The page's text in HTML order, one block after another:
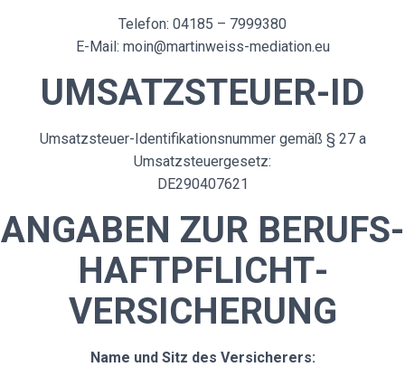
Telefon: 04185 – 7999380
E-Mail: moin@martinweiss-mediation.eu
UMSATZSTEUER-ID
Umsatzsteuer-Identifikationsnummer gemäß § 27 a
Umsatzsteuergesetz:
DE290407621
ANGABEN ZUR BERUFS­
HAFTPFLICHT­
VERSICHERUNG
Name und Sitz des Versicherers: